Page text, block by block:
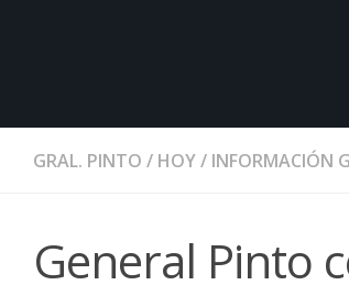
GRAL. PINTO / HOY/ INFORMACIÓN
General Pinto